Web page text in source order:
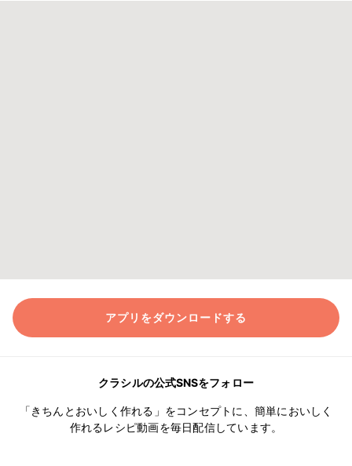
アプリをダウンロードする
クラシルの公式SNSをフォロー
「きちんとおいしく作れる」をコンセプトに、簡単においしく
作れるレシピ動画を毎日配信しています。